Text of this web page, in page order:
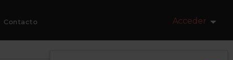
Contacto Acceder